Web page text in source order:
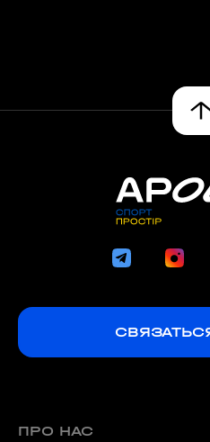
ПРО НАС